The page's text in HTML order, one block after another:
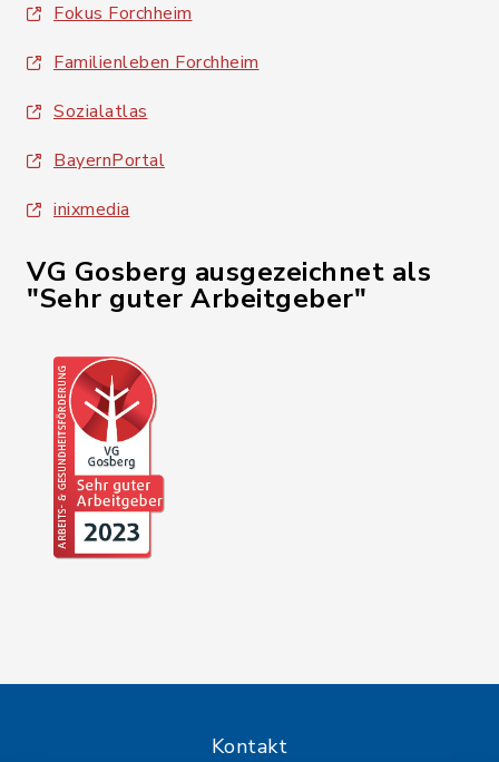
Fokus Forchheim
Familienleben Forchheim
Sozialatlas
BayernPortal
inixmedia
VG Gosberg ausgezeichnet als
"Sehr guter Arbeitgeber"
Kontakt